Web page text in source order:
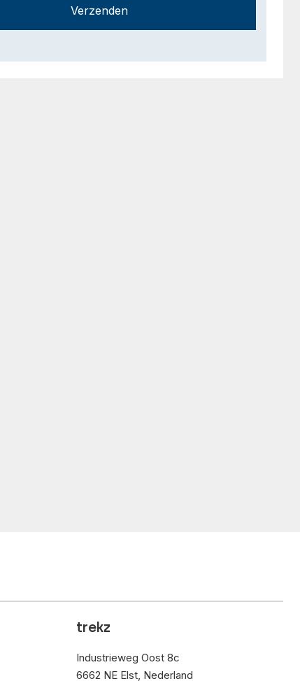
Verzenden
trekz
Industrieweg Oost 8c
6662 NE Elst, Nederland